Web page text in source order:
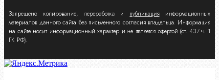
Запрещено копирование, переработка и публикация информационных
материалов данного сайта без письменного согласия владельца. Информация
на сайте носит информационный характер и не является офертой (ст. 437 ч. 1
ГК РФ).